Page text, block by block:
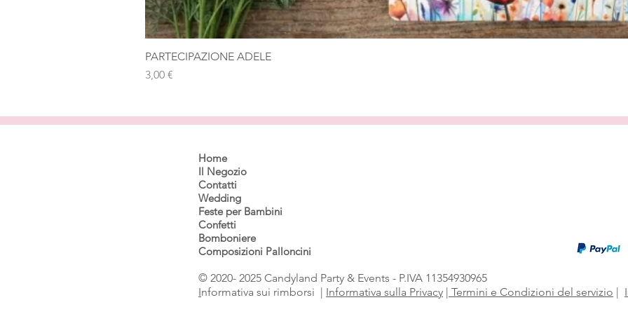
PARTECIPAZIONE ADELE
Prezzo
3,00 €
Home
Il Negozio
Contatti
Wedding
Feste per Bambini
Confetti
Bomboniere
Composizioni Palloncini
© 2020- 2025 Candyland Party & Events - P.IVA 11354930965
Informativa sui rimborsi | Informativa sulla Privacy | Termini e Condizioni del servizio |